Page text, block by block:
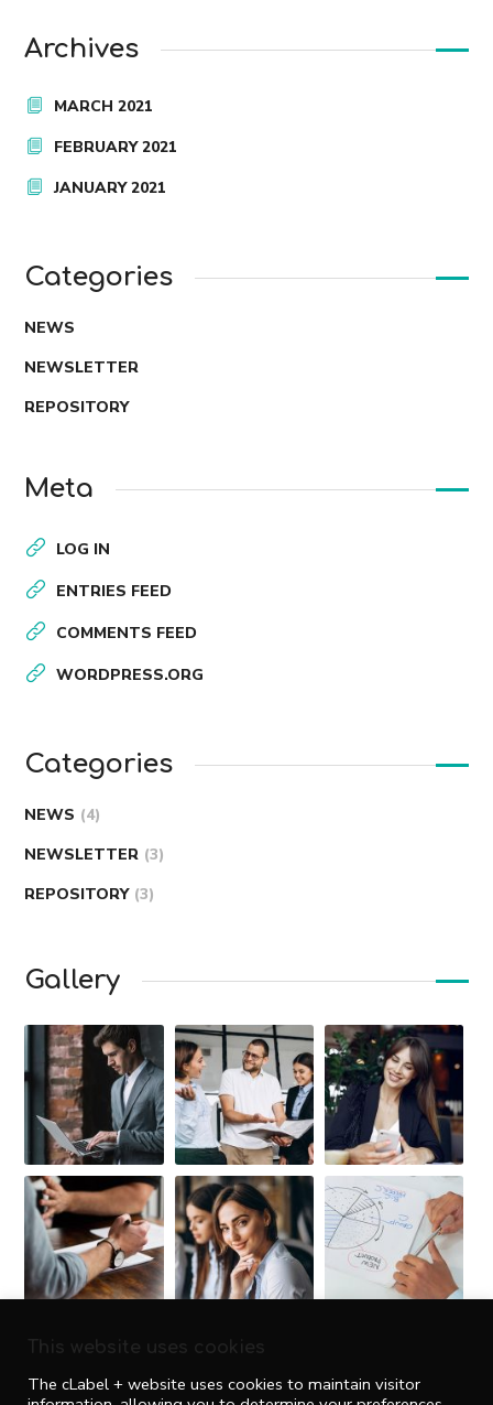
Archives
MARCH 2021
FEBRUARY 2021
JANUARY 2021
Categories
NEWS
NEWSLETTER
REPOSITORY
Meta
LOG IN
ENTRIES FEED
COMMENTS FEED
WORDPRESS.ORG
Categories
NEWS (4)
NEWSLETTER (3)
REPOSITORY (3)
Gallery
This website uses cookies
The cLabel + website uses cookies to maintain visitor